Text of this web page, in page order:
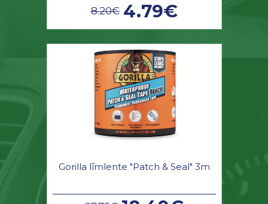
8.20€ 4.79€
Gorilla līmlente "Patch & Seal" 3m